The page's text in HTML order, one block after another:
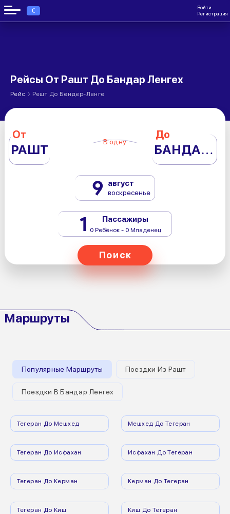
€
Войти
Регистрация
Рейсы От Рашт До Бандар Ленгех
Рейс › Решт До Бендер-Ленге
От
РАШТ В одну
До
БАНДАР ЛЕНГЕХ
9 август
воскресенье
1 Пассажиры
0 Ребёнок - 0 Младенец
Поиск
Маршруты
Популярные Маршруты Поездки Из Рашт
Поездки В Бандар Ленгех
Тегеран До Мешхед Мешхед До Тегеран
Тегеран До Исфахан Исфахан До Тегеран
Тегеран До Керман Керман До Тегеран
Тегеран До Киш Киш До Тегеран